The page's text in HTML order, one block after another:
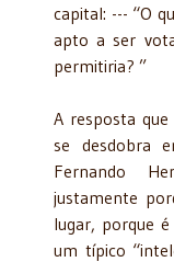
capital: --- “O
apto a ser
permitiria? ”
A resposta
se desdobra
Fernando
justamente
lugar, porque
um típico